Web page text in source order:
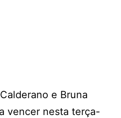
e Bruna
vencer nesta terça-